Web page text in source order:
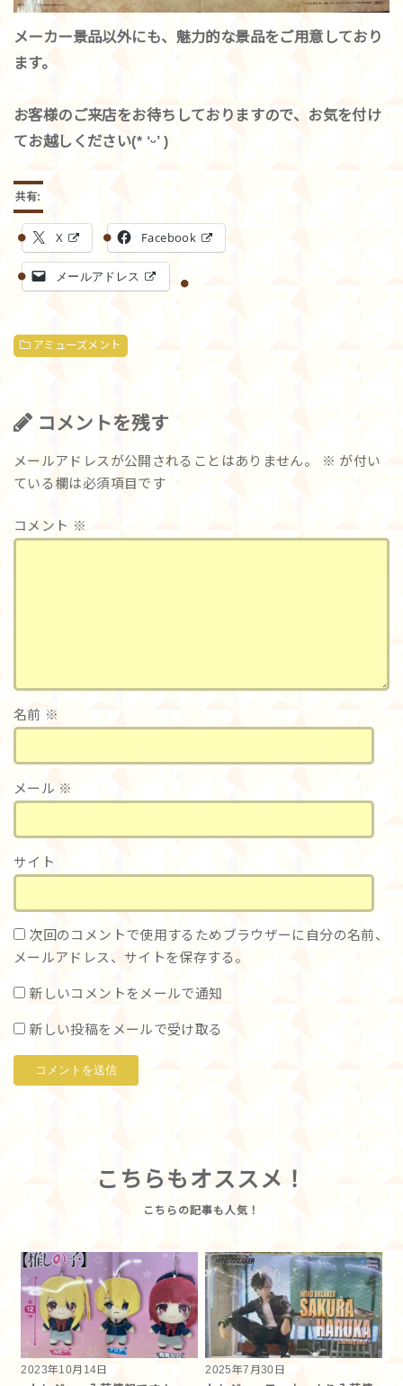
メーカー景品以外にも、魅力的な景品をご用意しており
ます。
お客様のご来店をお待ちしておりますので、お気を付け
てお越しください(* ‘ᵕ’ )
共有:
X Facebook
メールアドレス
アミューズメント
コメントを残す
メールアドレスが公開されることはありません。 ※ が付い
ている欄は必須項目です
コメント ※
名前 ※
メール ※
サイト
次回のコメントで使用するためブラウザーに自分の名前、
メールアドレス、サイトを保存する。
新しいコメントをメールで通知
新しい投稿をメールで受け取る
こちらもオススメ！
2023年10月14日
2025年7月30日